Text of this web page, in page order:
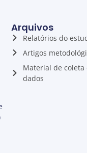
Arquivos
Relatórios do
Artigos
Material de coleta
dados